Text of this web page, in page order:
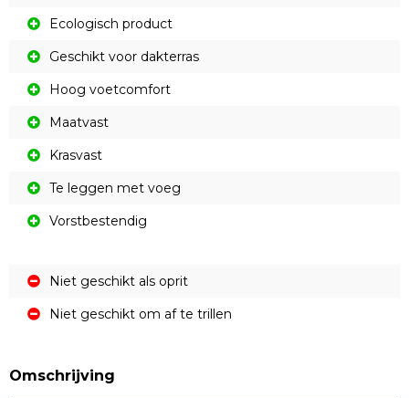
Ecologisch product
Geschikt voor dakterras
Hoog voetcomfort
Maatvast
Krasvast
Te leggen met voeg
Vorstbestendig
Niet geschikt als oprit
Niet geschikt om af te trillen
Omschrijving